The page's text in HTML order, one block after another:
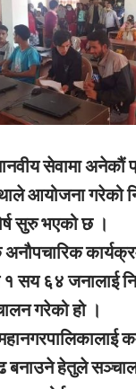
सेवामा अनेकौं
आयोजना गरेको
सुरु भएको छ ।
अनौपचारिक
१ सय ६४ जनालाई
गरेको हो ।
बनाउने हेतुले